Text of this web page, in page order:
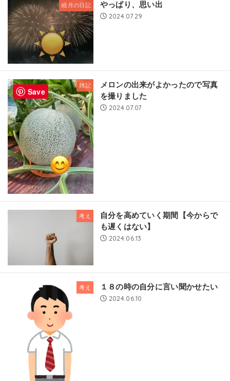
睦月の日記
やっぱり、思い出
2024.07.29
雑記
メロンの出来がよかったので写真
を撮りました
2024.07.07
考え
自分を高めていく期間【今からで
も遅くはない】
2024.06.13
考え
１８の時の自分に言い聞かせたい
2024.06.10
Save